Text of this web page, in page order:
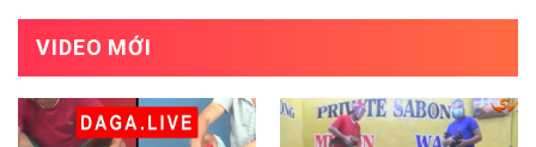
VIDEO MỚI